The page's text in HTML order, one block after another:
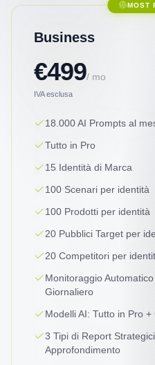
MOST
Business
€499/ mo
IVA esclusa
18.000 AI Prompts al
Tutto in Pro
15 Identità di Marca
100 Scenari per identità
100 Prodotti per identità
20 Pubblici Target per
20 Competitori per
Monitoraggio
Giornaliero
Modelli AI: Tutto in Pro
3 Tipi di Report
Approfondimento